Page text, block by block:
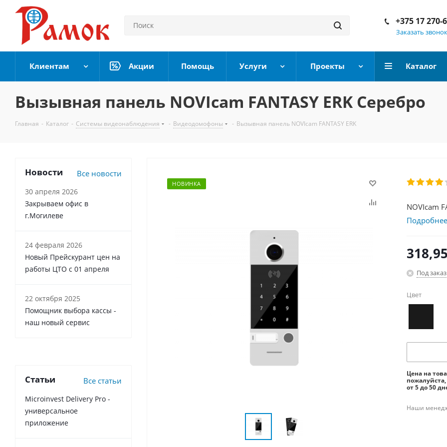
+375 17 270-
Заказать звонок
Клиентам Акции Помощь Услуги Проекты Каталог
Вызывная панель NOVIcam FANTASY ERK Серебро
Главная - Каталог - Системы видеонаблюдения - Видеодомофоны - Вызывная панель NOVIcam FANTASY ERK
НОВИНКА
NOVIcam
Подробнее
318,95
Под заказ
Цвет
Цена на
от 5 до 50
Наши
Новости Все новости
30 апреля 2026
Закрываем офис в
г.Могилеве
24 февраля 2026
Новый Прейскурант цен на
работы ЦТО с 01 апреля
22 октября 2025
Помощник выбора кассы -
наш новый сервис
Статьи Все статьи
Microinvest Delivery Pro -
универсальное
приложение